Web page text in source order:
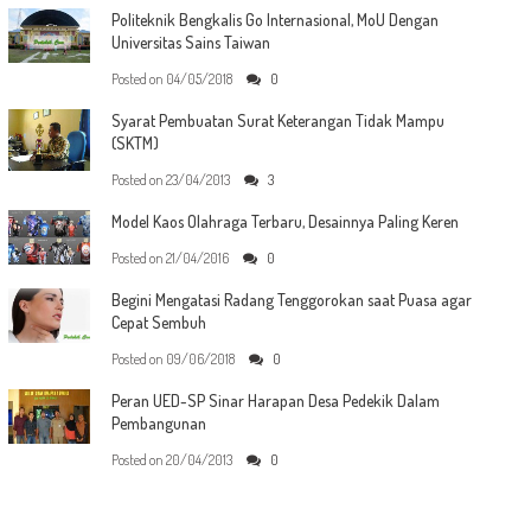
Politeknik Bengkalis Go Internasional, MoU Dengan
Universitas Sains Taiwan
Posted on 04/05/2018 0
Syarat Pembuatan Surat Keterangan Tidak Mampu
(SKTM)
Posted on 23/04/2013 3
Model Kaos Olahraga Terbaru, Desainnya Paling Keren
Posted on 21/04/2016 0
Begini Mengatasi Radang Tenggorokan saat Puasa agar
Cepat Sembuh
Posted on 09/06/2018 0
Peran UED-SP Sinar Harapan Desa Pedekik Dalam
Pembangunan
Posted on 20/04/2013 0